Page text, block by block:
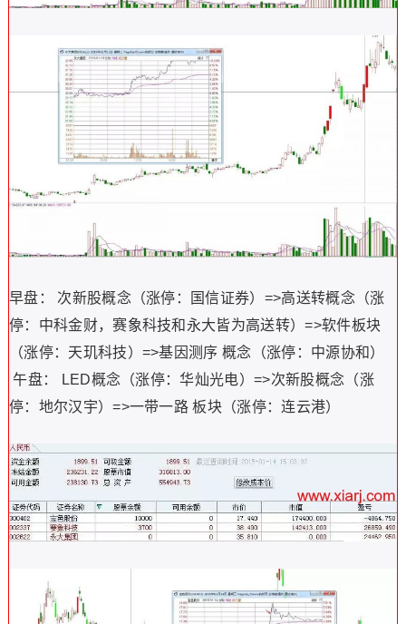
早盘： 次新股概念（涨停：国信证券）=>高送转概念（涨
停：中科金财，赛象科技和永大皆为高送转）=>软件板块
（涨停：天玑科技）=>基因测序 概念（涨停：中源协和）
午盘： LED概念（涨停：华灿光电）=>次新股概念（涨
停：地尔汉宇）=>一带一路 板块（涨停：连云港）